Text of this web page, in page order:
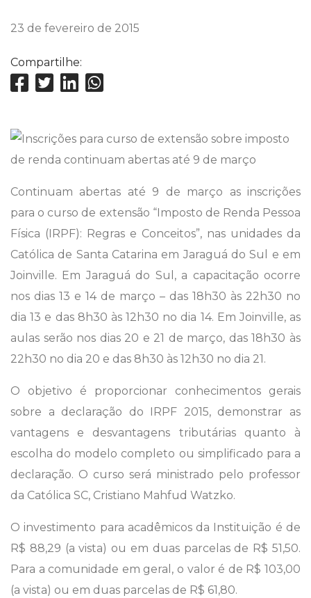
23 de fevereiro de 2015
Compartilhe:
Continuam abertas até 9 de março as inscrições
para o curso de extensão “Imposto de Renda Pessoa
Física (IRPF): Regras e Conceitos”, nas unidades da
Católica de Santa Catarina em Jaraguá do Sul e em
Joinville. Em Jaraguá do Sul, a capacitação ocorre
nos dias 13 e 14 de março – das 18h30 às 22h30 no
dia 13 e das 8h30 às 12h30 no dia 14. Em Joinville, as
aulas serão nos dias 20 e 21 de março, das 18h30 às
22h30 no dia 20 e das 8h30 às 12h30 no dia 21.
O objetivo é proporcionar conhecimentos gerais
sobre a declaração do IRPF 2015, demonstrar as
vantagens e desvantagens tributárias quanto à
escolha do modelo completo ou simplificado para a
declaração. O curso será ministrado pelo professor
da Católica SC, Cristiano Mahfud Watzko.
O investimento para acadêmicos da Instituição é de
R$ 88,29 (a vista) ou em duas parcelas de R$ 51,50.
Para a comunidade em geral, o valor é de R$ 103,00
(a vista) ou em duas parcelas de R$ 61,80.